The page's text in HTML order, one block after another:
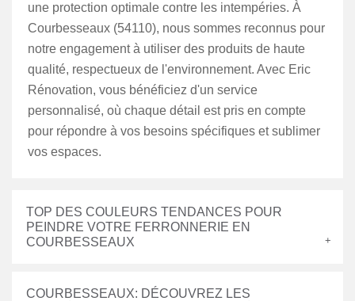
une protection optimale contre les intempéries. À
Courbesseaux (54110), nous sommes reconnus pour
notre engagement à utiliser des produits de haute
qualité, respectueux de l'environnement. Avec Eric
Rénovation, vous bénéficiez d'un service
personnalisé, où chaque détail est pris en compte
pour répondre à vos besoins spécifiques et sublimer
vos espaces.
TOP DES COULEURS TENDANCES POUR
PEINDRE VOTRE FERRONNERIE EN
COURBESSEAUX
COURBESSEAUX: DÉCOUVREZ LES